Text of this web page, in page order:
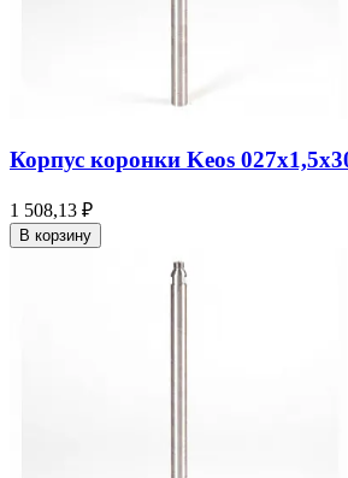
Корпус коронки Keos
1 508,13 ₽
В корзину